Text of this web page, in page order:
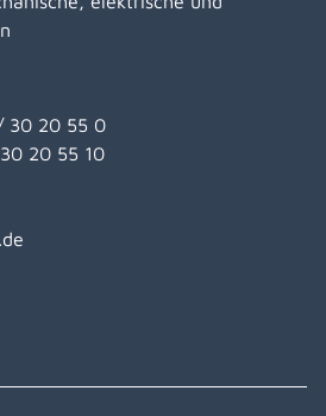
30 20 55 0
20 55 10